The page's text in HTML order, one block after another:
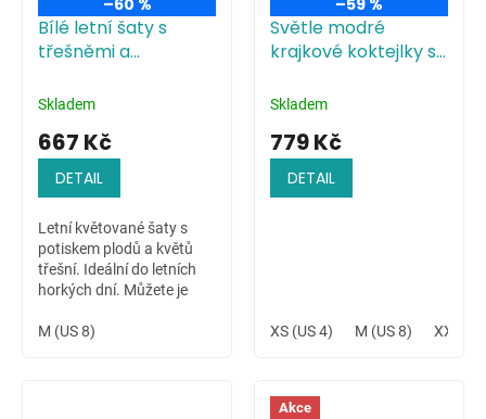
Bílé letní šaty s
třešněmi a
výstřihem
Skladem
667 Kč
DETAIL
Letní květované šaty s
potiskem plodů a květů
třešní. Ideální do letních
horkých dní. Můžete je
svatbu, koktejlové šaty či
M (US 8)
Světle modré
krajkové koktejlky s
Skladem
779 Kč
DETAIL
XS (US 4) M (US 8) XXL
Akce